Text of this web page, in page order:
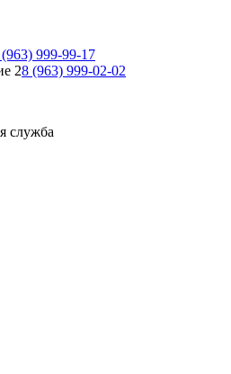
999-99-17
28 (963) 999-02-02
служба